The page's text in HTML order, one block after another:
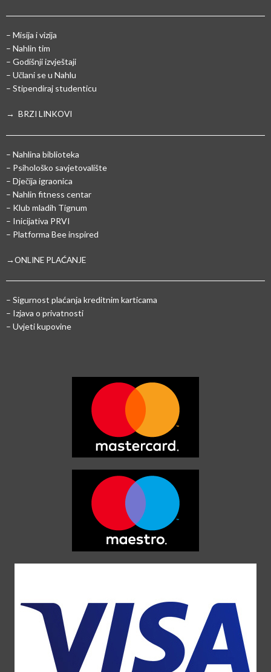
– Misija i vizija
– Nahlin tim
– Godišnji izvještaji
– Učlani se u Nahlu
– Stipendiraj studenticu
→ BRZI LINKOVI
– Nahlina biblioteka
– Psihološko savjetovalište
– Dječija igraonica
– Nahlin fitness centar
– Klub mladih Tignum
– Inicijativa PRVI
– Platforma Bee inspired
→ONLINE PLAĆANJE
– Sigurnost plaćanja kreditnim karticama
– Izjava o privatnosti
– Uvjeti kupovine